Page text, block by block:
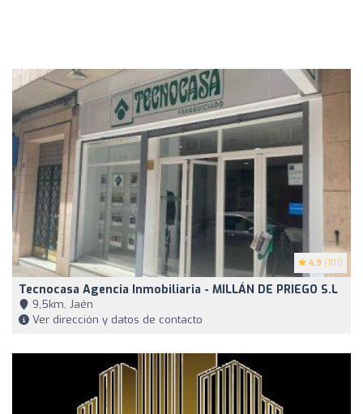
4.9 (101)
Tecnocasa Agencia Inmobiliaria - MILLÁN DE PRIEGO S.L
9,5km, Jaén
Ver dirección y datos de contacto